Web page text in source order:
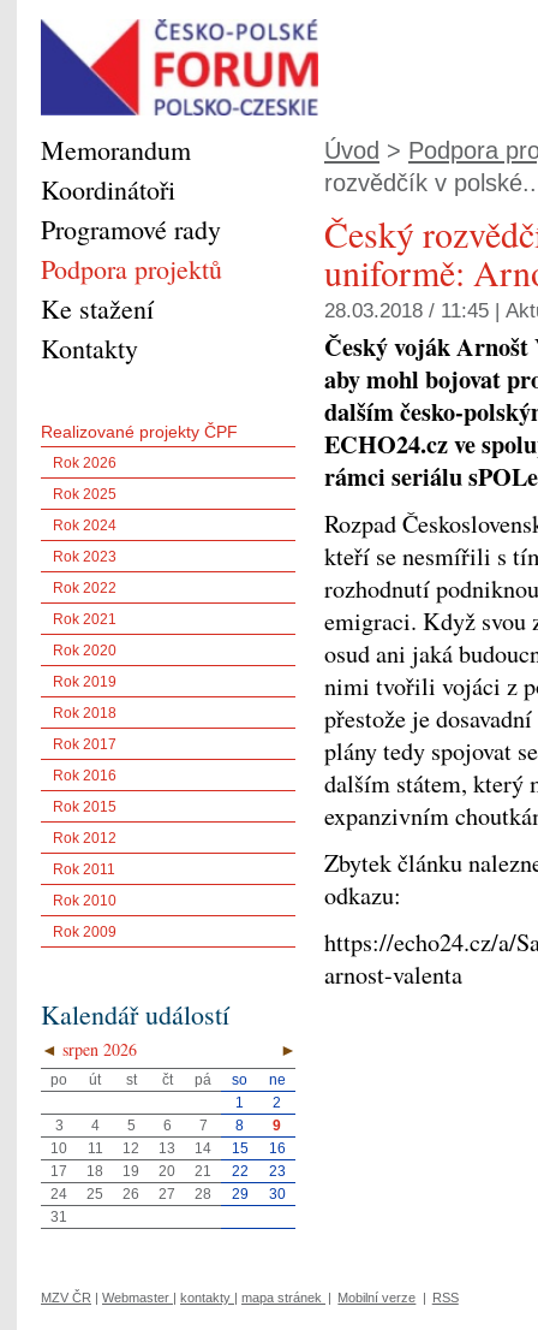
Úvod > Podpora
rozvědčík v
Český
uniformě:
28.03.2018 / 11:45 |
Český voják Arnošt
aby mohl bojovat
dalším česko-
ECHO24.cz ve
rámci seriálu
Rozpad
kteří se nesmířili s
rozhodnutí
emigraci. Když
osud ani jaká
nimi tvořili vojáci z
přestože je
plány tedy spojovat
dalším státem, který
expanzivním
Zbytek článku
odkazu:
https://echo24.cz/a/
arnost-valenta
Memorandum
Koordinátoři
Programové rady
Podpora projektů
Ke stažení
Kontakty
Realizované projekty ČPF
Rok 2026
Rok 2025
Rok 2024
Rok 2023
Rok 2022
Rok 2021
Rok 2020
Rok 2019
Rok 2018
Rok 2017
Rok 2016
Rok 2015
Rok 2012
Rok 2011
Rok 2010
Rok 2009
Kalendář událostí
◄ ►
srpen 2026
po út st čt pá so
ne
1
2
3
4 5 6 7 8
9
10
11 12 13 14 15
16
17
18 19 20 21 22
23
24
25 26 27 28 29
30
31
MZV ČR | Webmaster | kontakty | mapa stránek | Mobilní verze | RSS